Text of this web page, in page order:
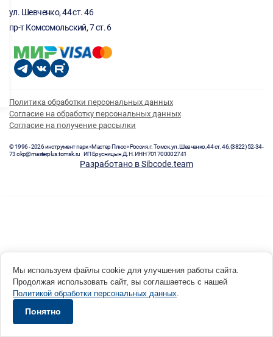
ул. Шевченко, 44 ст. 46
пр-т Комсомольский, 7 ст. 6
Политика обработки персональных данных
Согласие на обработку персональных данных
Согласие на получение рассылки
© 1996 - 2026 инструмент парк «Мастер Плюс» Россия, г. Томск, ул. Шевченко, 44 ст. 46, (3822) 52-34-
73 okp@masterplus.tomsk.ru ИП Брусницын Д.Н. ИНН 701700002741
Разработано в Sibcode.team
Мы используем файлы cookie для улучшения работы сайта.
Продолжая использовать сайт, вы соглашаетесь с нашей
Политикой обработки персональных данных.
Понятно